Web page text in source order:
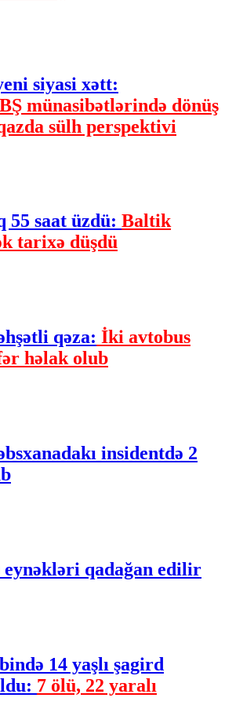
siyasi xətt:
münasibətlərində dönüş
sülh perspektivi
55 saat üzdü: Baltik
tarixə düşdü
qəza: İki avtobus
həlak olub
insidentdə 2
eynəkləri qadağan edilir
14 yaşlı şagird
7 ölü, 22 yaralı